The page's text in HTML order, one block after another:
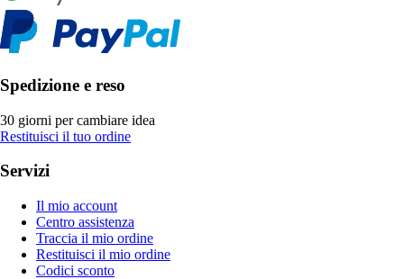
Spedizione e reso
30 giorni per cambiare idea
Restituisci il tuo ordine
Servizi
Il mio account
Centro assistenza
Traccia il mio ordine
Restituisci il mio ordine
Codici sconto